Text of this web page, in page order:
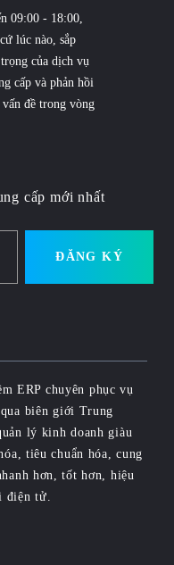
09:00 - 18:00,
lúc nào, sắp
của dịch vụ
cấp và phản hồi
đề trong vòng
cấp mới nhất
ĐĂNG KÝ
ERP chuyên phục vụ
biên giới Trung
lý kinh doanh giàu
tiêu chuẩn hóa, cung
hơn, tốt hơn, hiệu
điện tử.